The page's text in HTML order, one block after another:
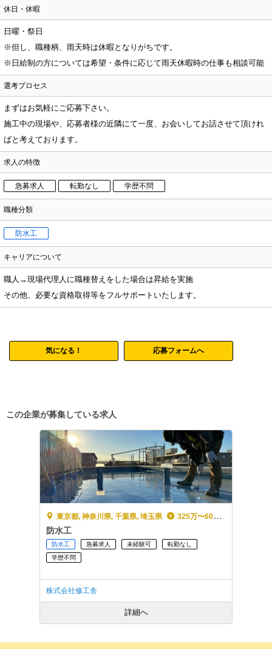
休日・休暇
日曜・祭日
※但し、職種柄、雨天時は休暇となりがちです。
※日給制の方については希望・条件に応じて雨天休暇時の仕事も相談可能
選考プロセス
まずはお気軽にご応募下さい。
施工中の現場や、応募者様の近隣にて一度、お会いしてお話させて頂けれ
ばと考えております。
求人の特徴
急募求人 転勤なし 学歴不問
職種分類
防水工
キャリアについて
職人→現場代理人に職種替えをした場合は昇給を実施
その他、必要な資格取得等をフルサポートいたします。
気になる！ 応募フォームへ
この企業が募集している求人
東京都, 神奈川県, 千葉県, 埼玉県 325万〜600万
防水工
防水工 急募求人 未経験可
転勤なし
学歴不問
株式会社修工舎
詳細へ